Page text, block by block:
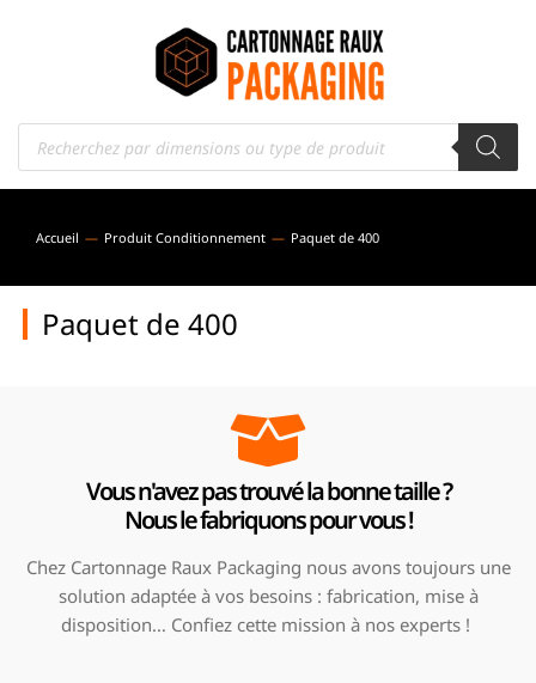
Vous êtes ici :
Accueil Produit Conditionnement Paquet de 400
Paquet de 400
Vous n'avez pas trouvé la bonne taille ?
Nous le fabriquons pour vous !
Chez Cartonnage Raux Packaging nous avons toujours une
solution adaptée à vos besoins : fabrication, mise à
disposition… Confiez cette mission à nos experts !